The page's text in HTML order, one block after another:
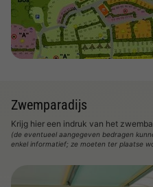
Zwemparadijs
Krijg hier een indruk van het
(de eventueel aangegeven bedragen
enkel informatief; ze moeten ter plaatse